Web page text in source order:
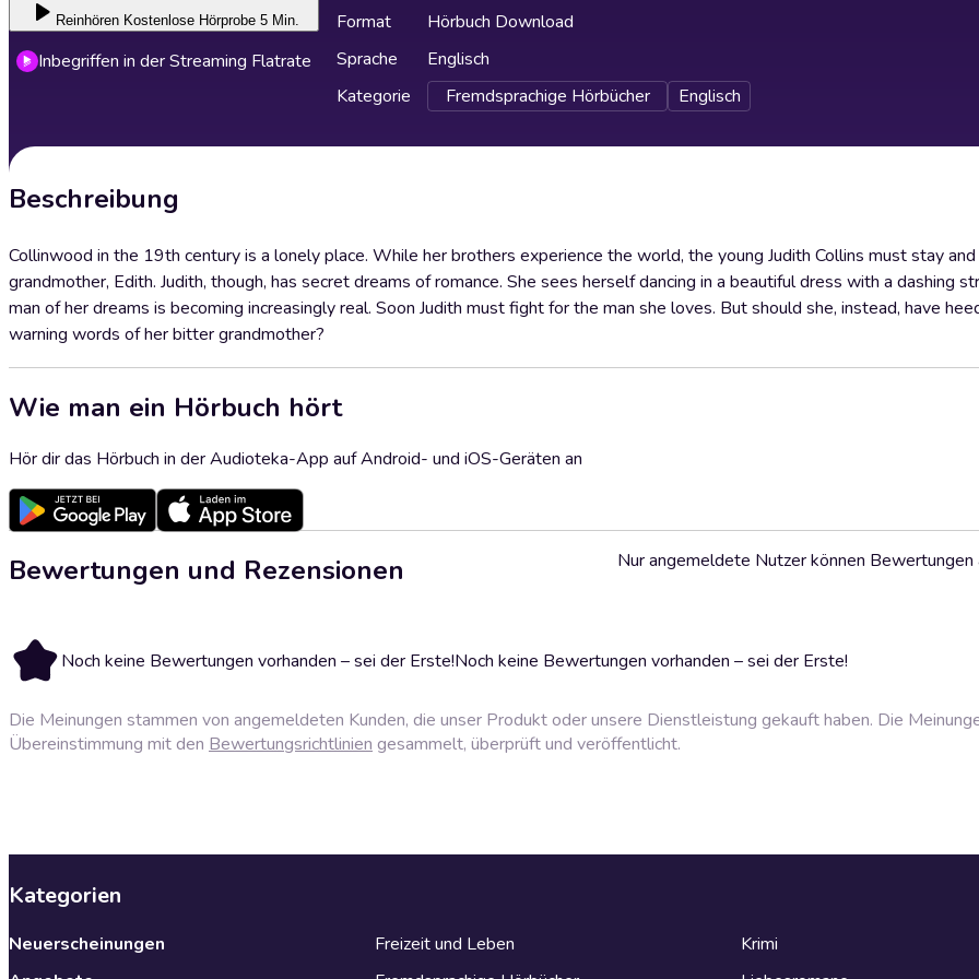
Reinhören Kostenlose Hörprobe 5 Min.
Inbegriffen in der Streaming Flatrate
Format
Hörbuch Download
Sprache
Englisch
Kategorie
Fremdsprachige Hörbücher Englisch
Beschreibung
Collinwood in the 19th century is a lonely place. While her brothers experience the world, the young Judith Collins must stay
grandmother, Edith. Judith, though, has secret dreams of romance. She sees herself dancing in a beautiful dress with a dashing
man of her dreams is becoming increasingly real. Soon Judith must fight for the man she loves. But should she, instead, have
warning words of her bitter grandmother?
Wie man ein Hörbuch hört
Hör dir das Hörbuch in der Audioteka-App auf Android- und iOS-Geräten an
Bewertungen und Rezensionen
Noch keine Bewertungen vorhanden – sei der Erste!Noch keine Bewertungen vorhanden – sei der Erste!
Nur angemeldete Nutzer können
Die Meinungen stammen von angemeldeten Kunden, die unser Produkt oder unsere Dienstleistung gekauft haben. Die
Übereinstimmung mit den Bewertungsrichtlinien gesammelt, überprüft und veröffentlicht.
Kategorien
Neuerscheinungen
Freizeit und Leben
Krimi